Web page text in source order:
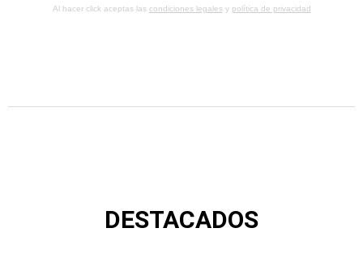
Al hacer click aceptas las condiciones legalesy política de privacidad
DESTACADOS